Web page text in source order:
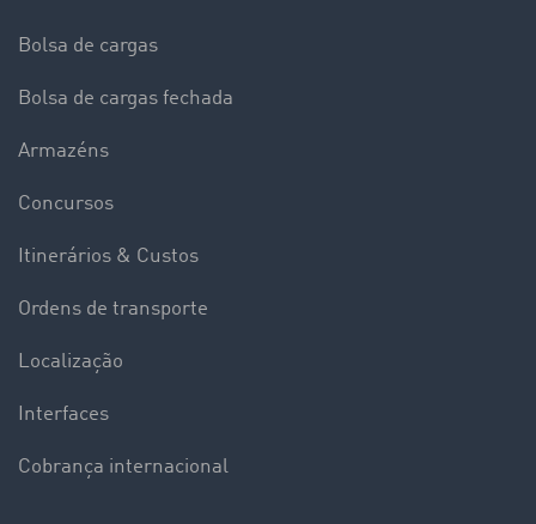
Bolsa de cargas
Bolsa de cargas fechada
Armazéns
Concursos
Itinerários & Custos
Ordens de transporte
Localização
Interfaces
Cobrança internacional